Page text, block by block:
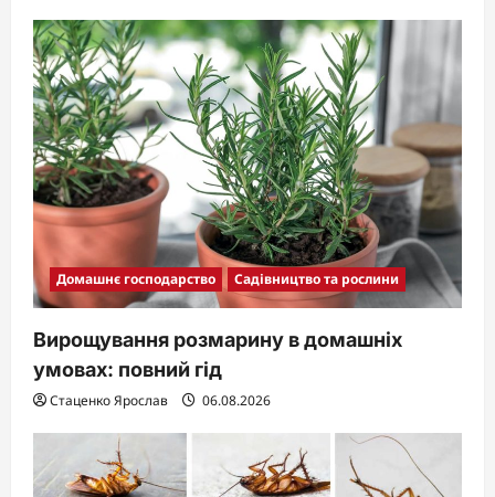
Домашнє господарство Садівництво та рослини
Вирощування розмарину в домашніх
умовах: повний гід
Стаценко Ярослав 06.08.2026